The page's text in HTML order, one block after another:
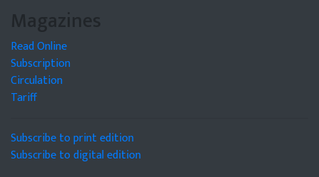
Magazines
Read Online
Subscription
Circulation
Tariff
Subscribe to print edition
Subscribe to digital edition